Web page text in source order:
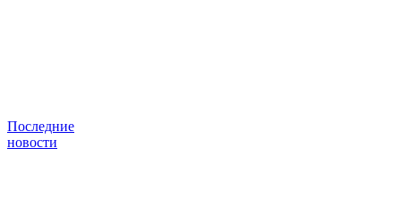
Последние
новости